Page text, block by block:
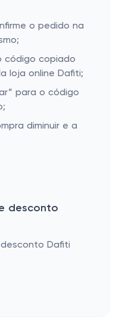
o pedido na
código copiado
loja online Dafiti;
para o código
diminuir e a
desconto